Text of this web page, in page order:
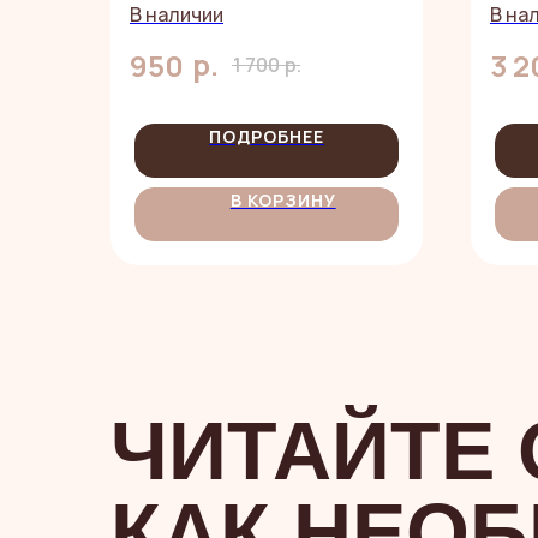
В наличии
950 р. 1 700р.
ПОДРОБНЕЕ
В КОРЗИНУ
В
3